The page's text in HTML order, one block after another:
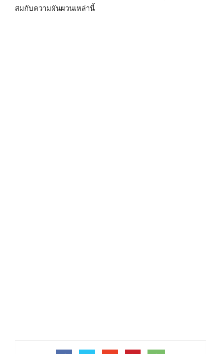
สมกับความผันผวนเหล่านี้